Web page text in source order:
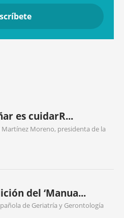
es cuidarR...
Martínez Moreno, presidenta de la
del ‘Manua...
de Geriatría y Gerontología